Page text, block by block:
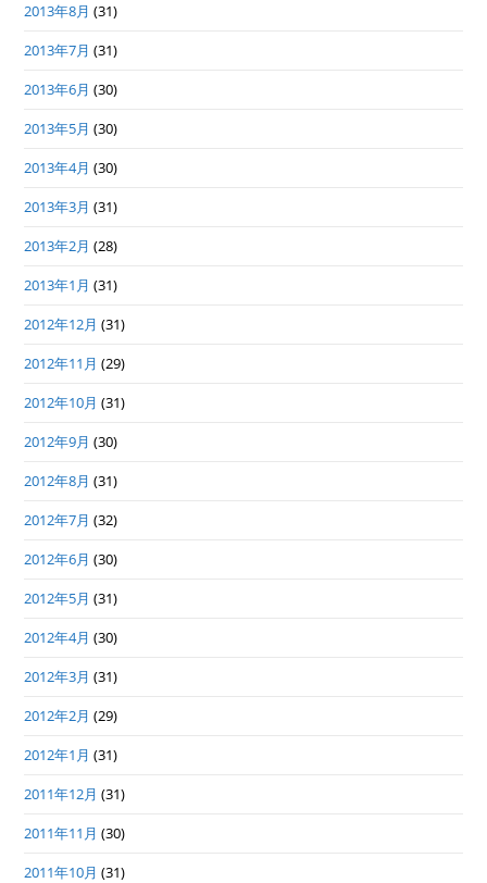
2013年8月 (31)
2013年7月 (31)
2013年6月 (30)
2013年5月 (30)
2013年4月 (30)
2013年3月 (31)
2013年2月 (28)
2013年1月 (31)
2012年12月 (31)
2012年11月 (29)
2012年10月 (31)
2012年9月 (30)
2012年8月 (31)
2012年7月 (32)
2012年6月 (30)
2012年5月 (31)
2012年4月 (30)
2012年3月 (31)
2012年2月 (29)
2012年1月 (31)
2011年12月 (31)
2011年11月 (30)
2011年10月 (31)